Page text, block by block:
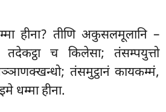
हीना? तीणि अकुसलमूलानि –
तदेकट्ठा च किलेसा; तंसम्पयुत्तो
तंसमुट्ठानं कायकम्मं,
धम्मा हीना.